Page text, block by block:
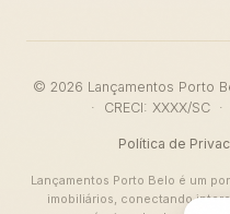
© 2026 Lançamentos Porto
· CRECI: XXXX/SC
Política de
Lançamentos Porto Belo é um
imobiliários, conectando